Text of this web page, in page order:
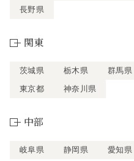
長野県
関東
茨城県 栃木県 群馬県
東京都
神奈川県
中部
岐阜県 静岡県 愛知県